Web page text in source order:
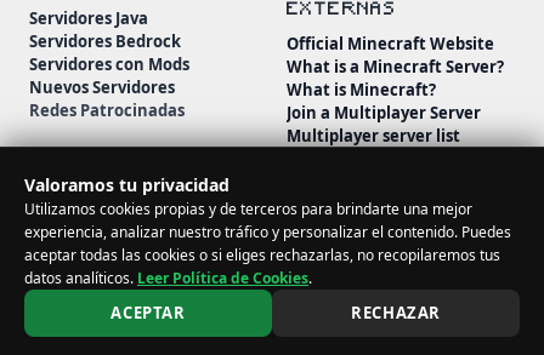
Valoramos tu privacidad
Utilizamos cookies propias y de terceros para brindarte una mejor
experiencia, analizar nuestro tráfico y personalizar el contenido. Puedes
aceptar todas las cookies o si eliges rechazarlas, no recopilaremos tus
datos analíticos. Leer Política de Cookies.
ACEPTAR RECHAZAR
Servidores Java
Servidores Bedrock
Servidores con Mods
Nuevos Servidores
Redes Patrocinadas
EXTERNAS
Official Minecraft Website
What is a Minecraft Server?
What is Minecraft?
Join a Multiplayer Server
Multiplayer server list
© 2026 MineServidores. Todos los derechos reservados.